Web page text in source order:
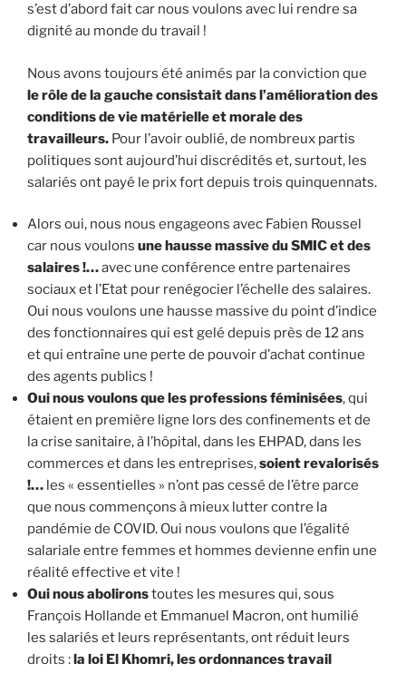
s’est d’abord fait car nous voulons avec lui rendre sa
dignité au monde du travail !
Nous avons toujours été animés par la conviction que
le rôle de la gauche consistait dans l’amélioration des
conditions de vie matérielle et morale des
travailleurs. Pour l’avoir oublié, de nombreux partis
politiques sont aujourd’hui discrédités et, surtout, les
salariés ont payé le prix fort depuis trois quinquennats.
Alors oui, nous nous engageons avec Fabien Roussel
car nous voulons une hausse massive du SMIC et des
salaires !…avec une conférence entre partenaires
sociaux et l’Etat pour renégocier l’échelle des salaires.
Oui nous voulons une hausse massive du point d’indice
des fonctionnaires qui est gelé depuis près de 12 ans
et qui entraîne une perte de pouvoir d’achat continue
des agents publics !
Oui nous voulons que les professions féminisées, qui
étaient en première ligne lors des confinements et de
la crise sanitaire, à l’hôpital, dans les EHPAD, dans les
commerces et dans les entreprises,soient revalorisés
!… les « essentielles » n’ont pas cessé de l’être parce
que nous commençons à mieux lutter contre la
pandémie de COVID. Oui nous voulons que l’égalité
salariale entre femmes et hommes devienne enfin une
réalité effective et vite !
Oui nous abolironstoutes les mesures qui, sous
François Hollande et Emmanuel Macron, ont humilié
les salariés et leurs représentants, ont réduit leurs
droits :la loi El Khomri, les ordonnances travail